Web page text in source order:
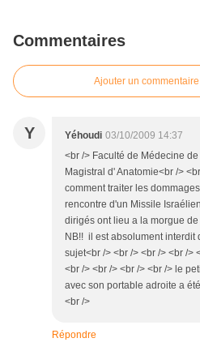
Commentaires
Ajouter un commentaire
Y Yéhoudi 03/10/2009 14:37
<br /> Faculté de Médecine
Magistral d' Anatomie<br />
comment traiter les
rencontre d'un Missile
dirigés ont lieu a la morgue
NB!! il est absolument interdit
sujet<br /> <br /> <br /> <br />
<br /> <br /> <br /> <br /> le
avec son portable adroite a
<br />
Répondre